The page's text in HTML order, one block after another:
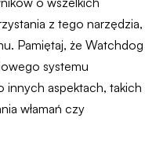
z tego narzędzia,
Pamiętaj, że Watchdog
systemu
innych aspektach, takich
włamań czy